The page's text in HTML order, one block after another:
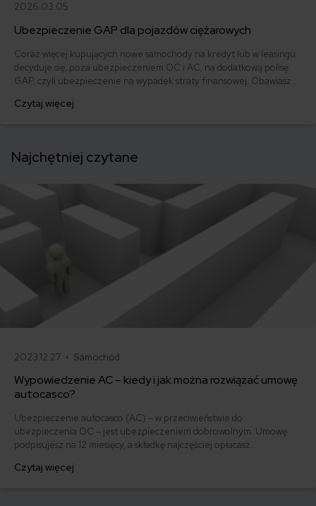
2026.03.05
Ubezpieczenie GAP dla pojazdów ciężarowych
Coraz więcej kupujących nowe samochody na kredyt lub w leasingu
decyduje się, poza ubezpieczeniem OC i AC, na dodatkową polisę
GAP, czyli ubezpieczenie na wypadek straty finansowej. Obawiasz
spłatę kredytu? Dowiedz się, na czym polega ubezpieczenie GAP i
Czytaj więcej
Najchętniej czytane
2023.12.27 • Samochód
Wypowiedzenie AC – kiedy i jak można rozwiązać umowę
autocasco?
Ubezpieczenie autocasco (AC) – w przeciwieństwie do
ubezpieczenia OC – jest ubezpieczeniem dobrowolnym. Umowę
podpisujesz na 12 miesięcy, a składkę najczęściej opłacasz
ofertę lub zdecydowałeś się sprzedać samochód w trakcie trwania
Czytaj więcej